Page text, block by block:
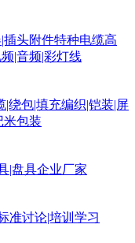
插头附件特种电缆高
|音频|彩灯线
|绕包|填充编织|铠装|屏
米包装
|盘具企业厂家
准讨论|培训学习